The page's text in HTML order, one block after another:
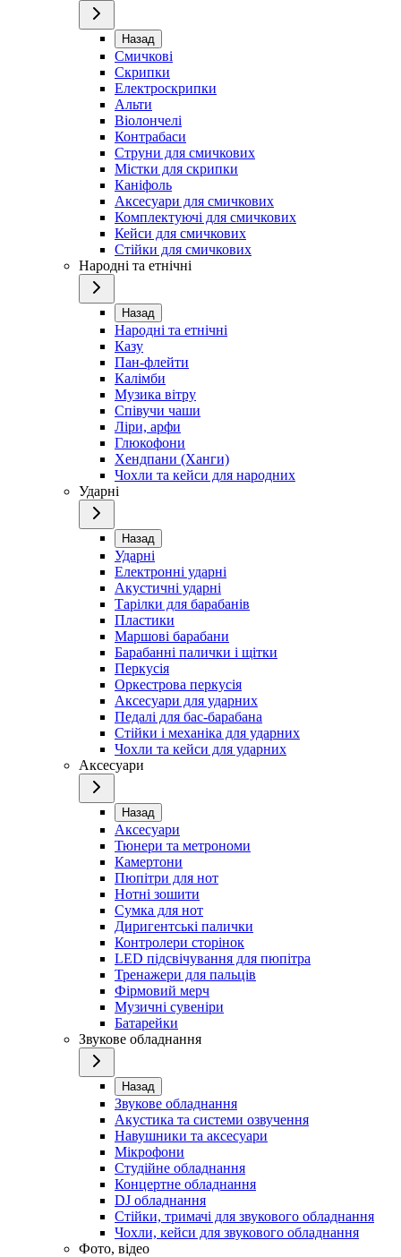
Назад
Смичкові
Скрипки
Електроскрипки
Альти
Віолончелі
Контрабаси
Струни для смичкових
Містки для скрипки
Каніфоль
Аксесуари для смичкових
Комплектуючі для смичкових
Кейси для смичкових
Стійки для смичкових
Народні та етнічні
Назад
Народні та етнічні
Казу
Пан-флейти
Калімби
Музика вітру
Співучи чаши
Ліри, арфи
Глюкофони
Хендпани (Ханги)
Чохли та кейси для народних
Ударні
Назад
Ударні
Електронні ударні
Акустичні ударні
Тарілки для барабанів
Пластики
Маршові барабани
Барабанні палички і щітки
Перкусія
Оркестрова перкусія
Аксесуари для ударних
Педалі для бас-барабана
Стійки і механіка для ударних
Чохли та кейси для ударних
Аксесуари
Назад
Аксесуари
Тюнери та метрономи
Камертони
Пюпітри для нот
Нотні зошити
Сумка для нот
Диригентські палички
Контролери сторінок
LED підсвічування для пюпітра
Тренажери для пальців
Фірмовий мерч
Музичні сувеніри
Батарейки
Звукове обладнання
Назад
Звукове обладнання
Акустика та системи озвучення
Навушники та аксесуари
Мікрофони
Студійне обладнання
Концертне обладнання
DJ обладнання
Стійки, тримачі для звукового обладнання
Чохли, кейси для звукового обладнання
Фото, відео